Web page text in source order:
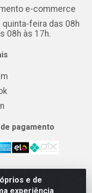
e de
experiência
e-commerce
feira das 08h
08h às 17h.
pagamento
ALIMENTOS E